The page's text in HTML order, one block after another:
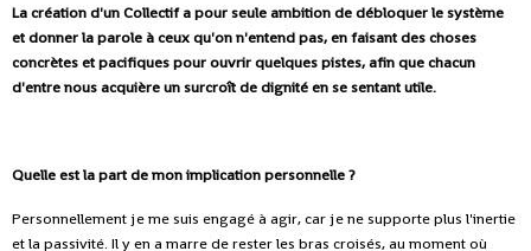
La création d'un Collectif a pour seule ambition de débloquer le système
et donner la parole à ceux qu'on n'entend pas, en faisant des choses
concrètes et pacifiques pour ouvrir quelques pistes, afin que chacun
d'entre nous acquière un surcroît de dignité en se sentant utile.
Quelle est la part de mon implication personnelle ?
Personnellement je me suis engagé à agir, car je ne supporte plus l'inertie
et la passivité. Il y en a marre de rester les bras croisés, au moment où